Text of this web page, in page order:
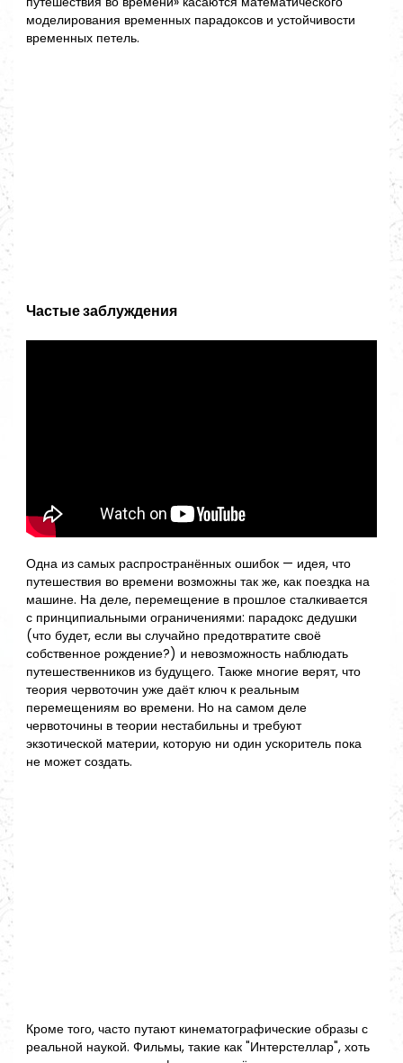
моделирования временных парадоксов и устойчивости
временных петель.
Частые заблуждения
Одна из самых распространённых ошибок — идея, что
путешествия во времени возможны так же, как поездка на
машине. На деле, перемещение в прошлое сталкивается
с принципиальными ограничениями: парадокс дедушки
(что будет, если вы случайно предотвратите своё
собственное рождение?) и невозможность наблюдать
путешественников из будущего. Также многие верят, что
теория червоточин уже даёт ключ к реальным
перемещениям во времени. Но на самом деле
червоточины в теории нестабильны и требуют
экзотической материи, которую ни один ускоритель пока
не может создать.
Кроме того, часто путают кинематографические образы с
реальной наукой. Фильмы, такие как "Интерстеллар", хоть